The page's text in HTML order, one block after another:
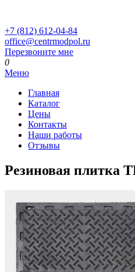
+7 (812) 612-04-84
office@centrmodpol.ru
Перезвоните мне
0
Меню
Главная
Каталог
Цены
Контакты
Наши работы
Отзывы
Резиновая плитка